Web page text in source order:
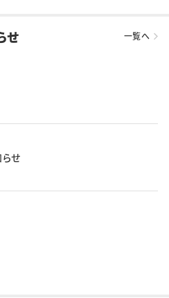
せ 一覧へ
せ